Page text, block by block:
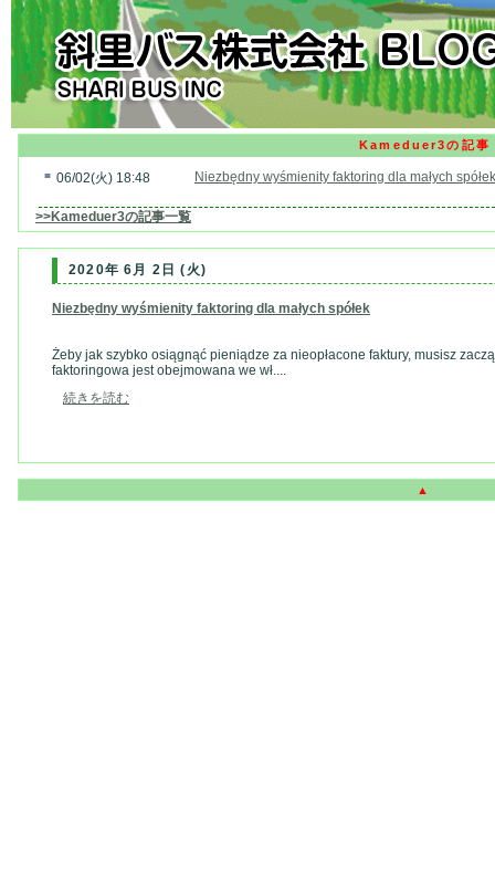
Kameduer3の記事
■ 06/02(火) 18:48 Niezbędny wyśmienity faktoring dla małych spółek
>>Kameduer3の記事一覧
2020年 6月 2日 (火)
Niezbędny wyśmienity faktoring dla małych spółek
Żeby jak szybko osiągnąć pieniądze za nieopłacone faktury, musisz
faktoringowa jest obejmowana we wł....
続きを読む
▲